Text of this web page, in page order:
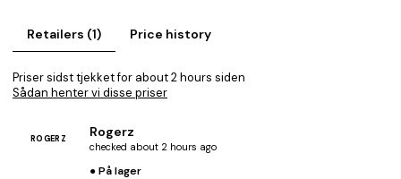
Retailers (1) Price history
Priser sidst tjekket for about 2 hours siden
Sådan henter vi disse priser
ROGERZ Rogerz
checked about 2 hours ago
● På lager